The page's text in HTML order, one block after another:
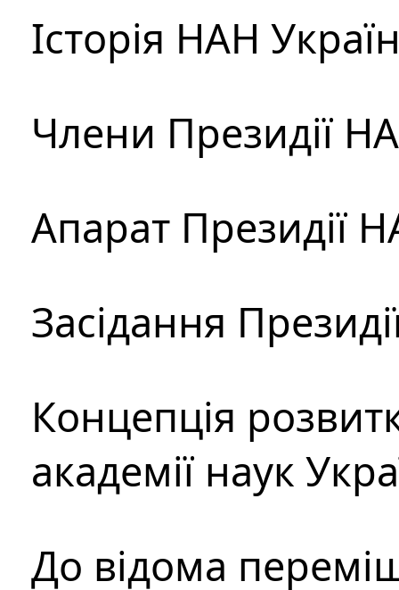
Історія НАН
Члени Президії
Апарат Президії
Засідання
Концепція
академії наук
До відома